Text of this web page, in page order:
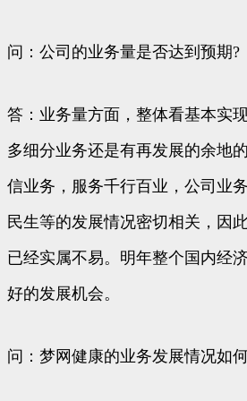
问：公司的业务量是否达到预期?
答：业务量方面，整体看基本实
多细分业务还是有再发展的余地
信业务，服务千行百业，公司业
民生等的发展情况密切相关，因
已经实属不易。明年整个国内经
好的发展机会。
问：梦网健康的业务发展情况如